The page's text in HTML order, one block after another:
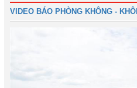
đầu huấn luyện của chiến sĩ mới ở
Sư đoàn Không quân 371 do phóng
VIDEO BÁO PHÒNG KHÔNG -